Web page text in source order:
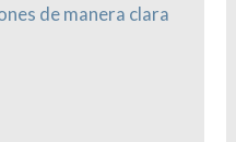
de manera clara